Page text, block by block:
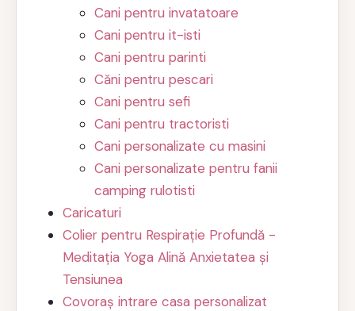
Cani pentru invatatoare
Cani pentru it-isti
Cani pentru parinti
Căni pentru pescari
Cani pentru sefi
Cani pentru tractoristi
Cani personalizate cu masini
Cani personalizate pentru fanii
camping rulotisti
Caricaturi
Colier pentru Respirație Profundă -
Meditația Yoga Alină Anxietatea și
Tensiunea
Covoraș intrare casa personalizat